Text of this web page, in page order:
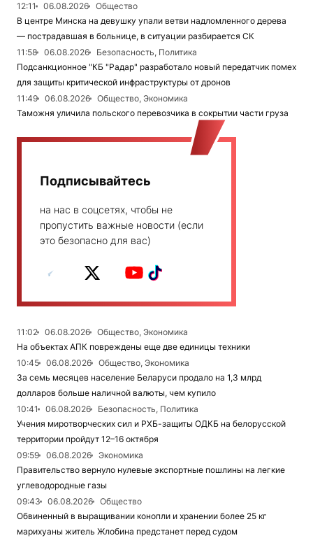
12:11
06.08.2026
Общество
В центре Минска на девушку упали ветви надломленного дерева
— пострадавшая в больнице, в ситуации разбирается СК
11:58
06.08.2026
Безопасность, Политика
Подсанкционное "КБ "Радар" разработало новый передатчик помех
для защиты критической инфраструктуры от дронов
11:49
06.08.2026
Общество, Экономика
Таможня уличила польского перевозчика в сокрытии части груза
Подписывайтесь
на нас в соцсетях, чтобы не
пропустить важные новости (если
это безопасно для вас)
11:02 06.08.2026
Общество, Экономика
На объектах АПК повреждены еще две единицы техники
10:45
06.08.2026
Общество, Экономика
За семь месяцев население Беларуси продало на 1,3 млрд
долларов больше наличной валюты, чем купило
10:41
06.08.2026
Безопасность, Политика
Учения миротворческих сил и РХБ-защиты ОДКБ на белорусской
территории пройдут 12–16 октября
09:59
06.08.2026
Экономика
Правительство вернуло нулевые экспортные пошлины на легкие
углеводородные газы
09:43
06.08.2026
Общество
Обвиненный в выращивании конопли и хранении более 25 кг
марихуаны житель Жлобина предстанет перед судом